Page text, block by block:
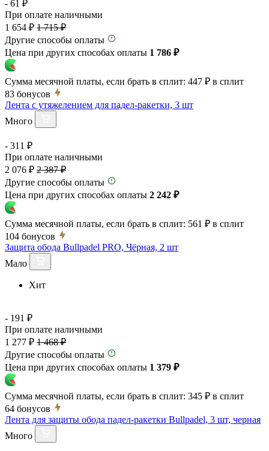
- 61 ₽
При оплате наличными
1 654 ₽ 1 715 ₽
Другие способы оплаты
Цена при других способах оплаты 1 786 ₽
Сумма месячной платы, если брать в сплит: 447 ₽ в сплит
83 бонусов
Лента с утяжелением для падел-ракетки, 3 шт
Много
- 311 ₽
При оплате наличными
2 076 ₽ 2 387 ₽
Другие способы оплаты
Цена при других способах оплаты 2 242 ₽
Сумма месячной платы, если брать в сплит: 561 ₽ в сплит
104 бонусов
Защита обода Bullpadel PRO, Чёрная, 2 шт
Мало
Хит
- 191 ₽
При оплате наличными
1 277 ₽ 1 468 ₽
Другие способы оплаты
Цена при других способах оплаты 1 379 ₽
Сумма месячной платы, если брать в сплит: 345 ₽ в сплит
64 бонусов
Лента для защиты обода падел-ракетки Bullpadel, 3 шт, черная
Много